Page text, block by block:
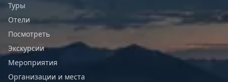
Туры
Отели
Посмотреть
Экскурсии
Мероприятия
Организации и места